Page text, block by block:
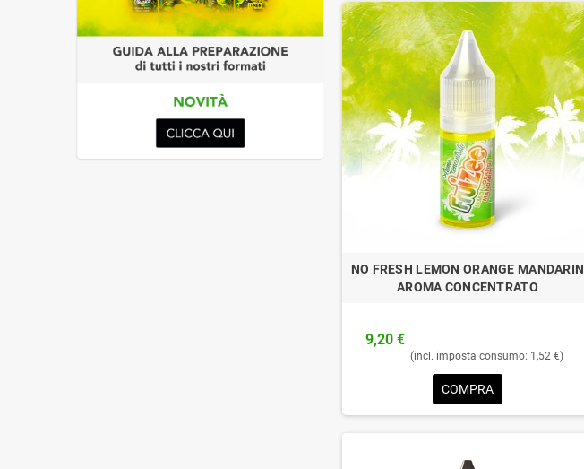
NO FRESH LEMON ORANGE MANDARIN
AROMA CONCENTRATO
9,20 €
(incl. imposta consumo: 1,52 €)
COMPRA